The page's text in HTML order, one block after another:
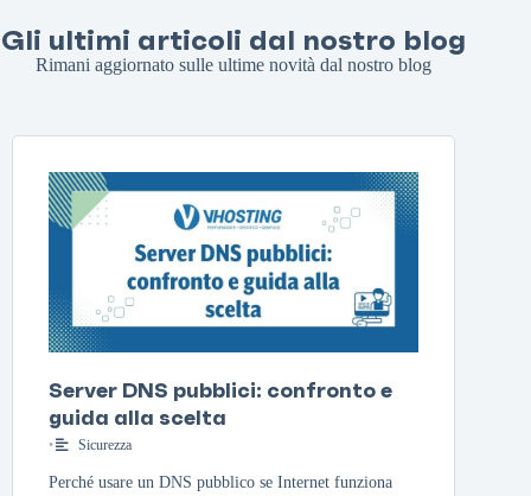
Gli ultimi articoli dal nostro blog
Rimani aggiornato sulle ultime novità dal nostro blog
Server DNS pubblici: confronto e
guida alla scelta
• Sicurezza
Perché usare un DNS pubblico se Internet funziona